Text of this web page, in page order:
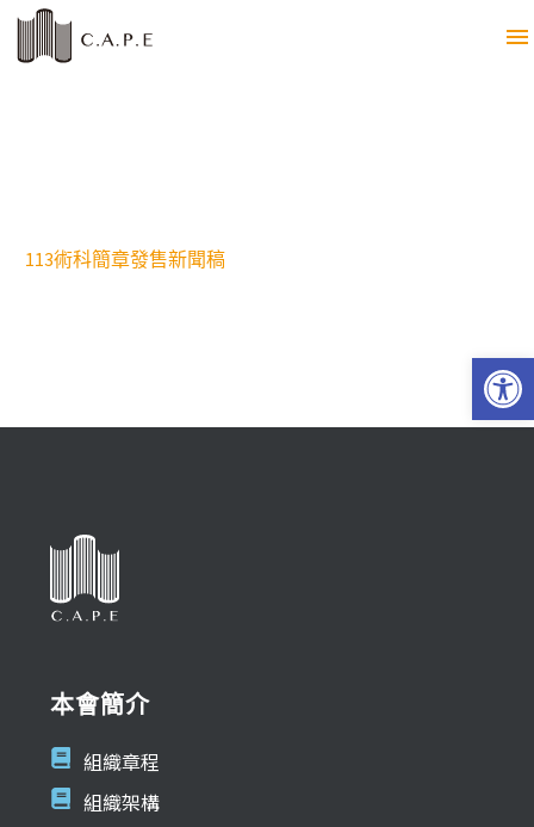
113術科簡章發售新聞稿
本會簡介
組織章程
組織架構